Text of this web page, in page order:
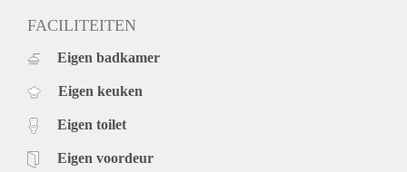
FACILITEITEN
Eigen badkamer
Eigen keuken
Eigen toilet
Eigen voordeur